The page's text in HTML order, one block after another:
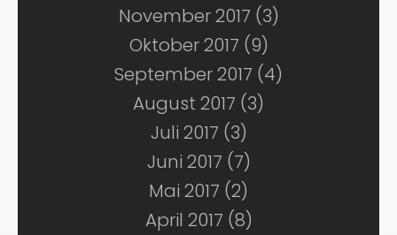
November 2017 (3)
Oktober 2017 (9)
September 2017 (4)
August 2017 (3)
Juli 2017 (3)
Juni 2017 (7)
Mai 2017 (2)
April 2017 (8)